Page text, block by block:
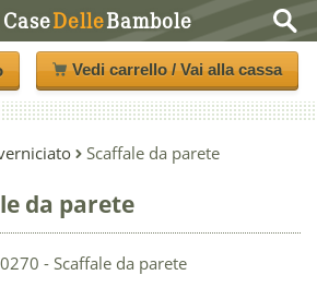
CaseDelleBambole
Vedi carrello / Vai alla cassa
da parete
Scaffale da parete